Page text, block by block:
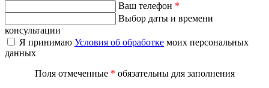
Ваш телефон *
Выбор даты и времени
консультации
Я принимаю Условия об обработке моих персональных
данных
Поля отмеченные * обязательны для заполнения